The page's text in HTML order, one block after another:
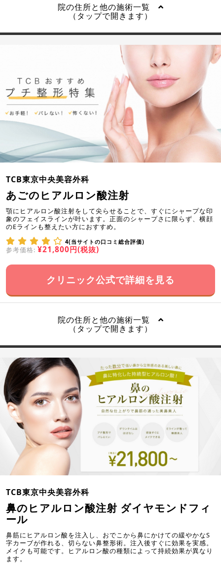
院の住所と他の施術一覧
（タップで開きます）
TCB東京中央美容外科
あごのヒアルロン酸注射
顎にヒアルロン酸注射をして尖らせることで、すぐにシャープな印
象のフェイスラインが叶います。正面のシャープさに限らず、横顔
のEラインも整えたい方におすすめ。
4(当サイトの口コミ総合評価)
参考価格: ¥21,800円(税抜)
クリニック公式で詳細を見る
院の住所と他の施術一覧
（タップで開きます）
TCB東京中央美容外科
鼻のヒアルロン酸注射 ダイヤモンドフィ
ール
鼻筋にヒアルロン酸を注入し、おでこから鼻にかけての緩やかなS
字カーブが作れる、切らない鼻整形術。注入後すぐに効果を実感。
メイクも可能です。ヒアルロン酸の種類によって持続効果が異なり
ます。